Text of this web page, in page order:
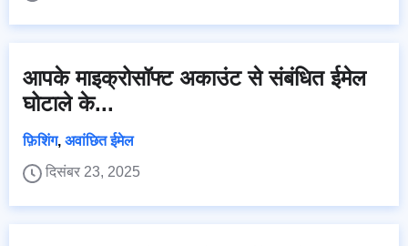
आपके माइक्रोसॉफ्ट अकाउंट से संबंधित ईमेल
घोटाले के...
फ़िशिंग, अवांछित ईमेल
दिसंबर 23, 2025